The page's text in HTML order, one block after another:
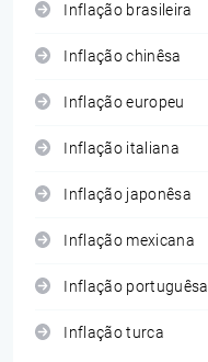
Inflação brasileira
Inflação chinêsa
Inflação europeu
Inflação italiana
Inflação japonêsa
Inflação mexicana
Inflação portuguêsa
Inflação turca